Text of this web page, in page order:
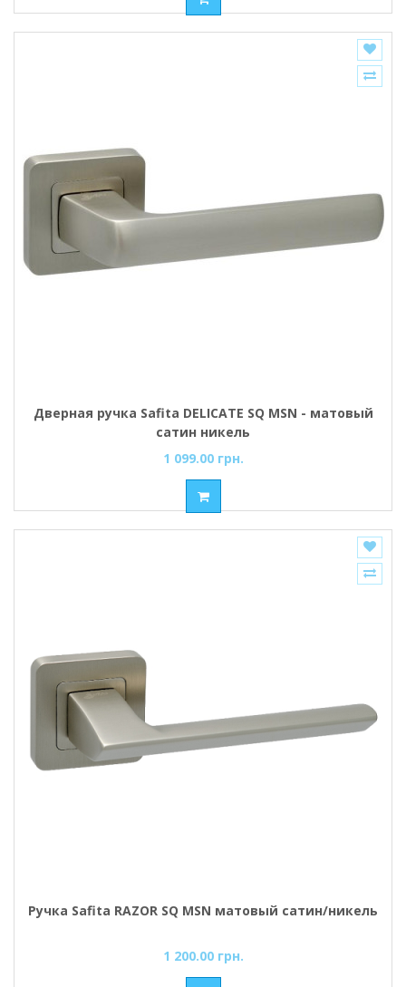
Дверная ручка Safita DELICATE SQ MSN - матовый
сатин никель
1 099.00 грн.
Ручка Safita RAZOR SQ MSN матовый сатин/никель
1 200.00 грн.